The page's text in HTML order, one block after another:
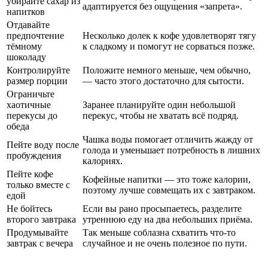
напитков
адаптируется без ощущения «запрета».
Отдавайте
предпочтение
тёмному
шоколаду
Несколько долек к кофе удовлетворят тягу
к сладкому и помогут не сорваться позже.
Контролируйте
размер порции
Положите немного меньше, чем обычно,
— часто этого достаточно для сытости.
Ограничьте
хаотичные
перекусы до
обеда
Заранее планируйте один небольшой
перекус, чтобы не хватать всё подряд.
Пейте воду после
пробуждения
Чашка воды помогает отличить жажду от
голода и уменьшает потребность в лишних
калориях.
Пейте кофе
только вместе с
едой
Кофейные напитки — это тоже калории,
поэтому лучше совмещать их с завтраком.
Не бойтесь
второго завтрака
Если вы рано просыпаетесь, разделите
утреннюю еду на два небольших приёма.
Продумывайте
завтрак с вечера
Так меньше соблазна схватить что-то
случайное и не очень полезное по пути.